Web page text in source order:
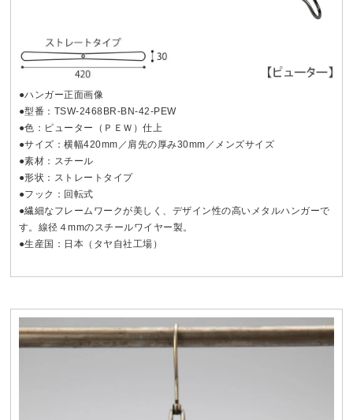
●ハンガー正面画像
●型番：TSW-2468BR-BN-42-PEW
●色：ピューター（ＰＥＷ）仕上
●サイズ：横幅420mm／肩先の厚み30mm／メンズサイズ
●素材：スチール
●形状：ストレートタイプ
●フック：回転式
●繊細なフレームワークが美しく、デザイン性の高いメタルハンガーで
す。線径４mmのスチールワイヤー製。
●生産国：日本（タヤ自社工場）